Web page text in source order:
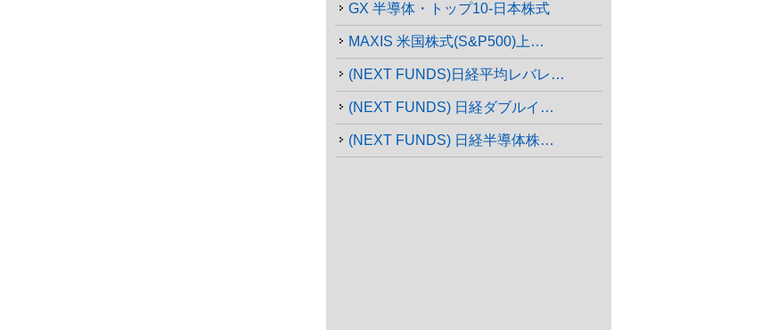
GX 半導体・トップ10-日本株式
MAXIS 米国株式(S&P500)上…
(NEXT FUNDS)日経平均レバレ…
(NEXT FUNDS) 日経ダブルイ…
(NEXT FUNDS) 日経半導体株…